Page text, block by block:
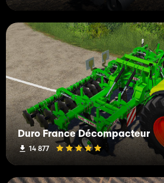
Duro France Décompacteur
14 877